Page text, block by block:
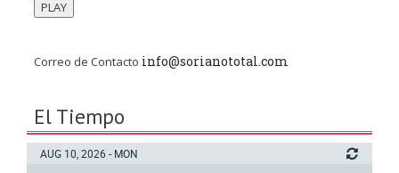
PLAY
Correo de Contacto info@sorianototal.com
El Tiempo
AUG 10, 2026 - MON